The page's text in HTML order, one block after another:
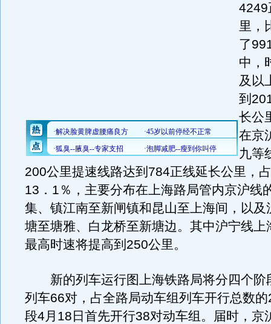
4249
里，
了
中，
及以
到
长公
在京
九等
200公里提速线路达到784正线延长公里，
13．1％，主要分布在上海路局管内京沪线
集、镇江南至新闸镇和昆山至上海间，以及
塘至塘雅、白龙桥至新塘边。其中沪宁线上
最高时速将提高到250公里。
新的列车运行图上海铁路局将分四个阶
列车66对，占全路局动车组列车开行总数
段4月18日首先开行38对动车组。届时，京